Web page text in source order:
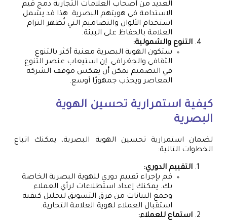
العديد من أصحاب العلامات التجارية دمج قيم
الاستدامة في هويتهم البصرية. هذا قد يشمل
استخدام الألوان والتصاميم التي تُظهر التزام
العلامة بالحفاظ على البيئة.
التنوع والشمولية:
ستكون الهوية البصرية معنية أكثر بالتنوع
الثقافي والجغرافي. إن استيعاب عنصر التنوع
في التصميم يمكن أن يعكس موقف الشركة
المعاصر ويجذب جمهورًا أوسع.
كيفية استمرارية تحسين الهوية
البصرية
لضمان استمرارية تحسين الهوية البصرية، يمكنك اتباع
الخطوات التالية:
التقييم الدوري:
قم بإجراء تقييم دوري للهوية البصرية الخاصة
بك. يمكنك إعداد استطلاعات لرأي العملاء
وجمع البيانات من فرق التسويق لتحليل كيفية
استقبال العملاء لهوية العلامة التجارية.
استماع للعملاء: